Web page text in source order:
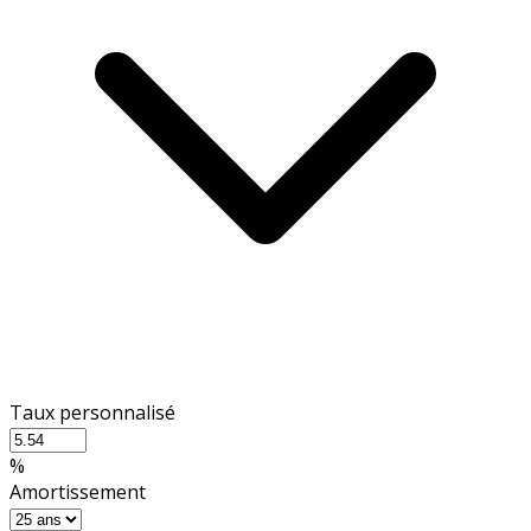
Taux personnalisé
%
Amortissement